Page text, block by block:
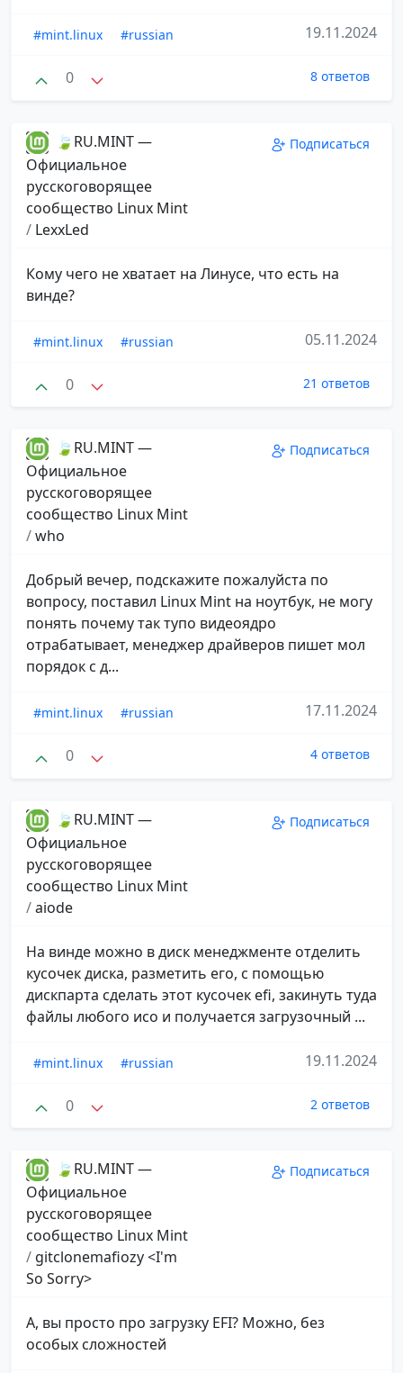
#mint.linux #russian 19.11.2024
0 8 ответов
🍃RU.MINT —
Официальное
русскоговорящее
сообщество Linux Mint
/ LexxLed
Подписаться
Кому чего не хватает на Линусе, что есть на
винде?
#mint.linux #russian 05.11.2024
0 21 ответов
🍃RU.MINT —
Официальное
русскоговорящее
сообщество Linux Mint
/who
Подписаться
Добрый вечер, подскажите пожалуйста по
вопросу, поставил Linux Mint на ноутбук, не могу
понять почему так тупо видеоядро
отрабатывает, менеджер драйверов пишет мол
порядок с д...
#mint.linux #russian 17.11.2024
0 4 ответов
🍃RU.MINT —
Официальное
русскоговорящее
сообщество Linux Mint
/aiode
Подписаться
На винде можно в диск менеджменте отделить
кусочек диска, разметить его, с помощью
дискпарта сделать этот кусочек efi, закинуть туда
файлы любого исо и получается загрузочный ...
#mint.linux #russian 19.11.2024
0 2 ответов
🍃RU.MINT —
Официальное
русскоговорящее
сообщество Linux Mint
/ gitclonemafiozy <I'm
So Sorry>
Подписаться
А, вы просто про загрузку EFI? Можно, без
особых сложностей